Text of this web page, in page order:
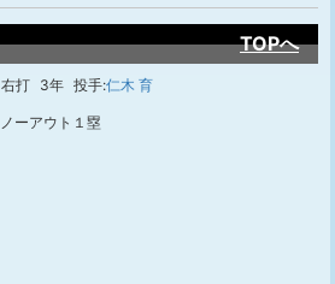
TOPへ
右打 3年 投手:仁木 育
ノーアウト１塁